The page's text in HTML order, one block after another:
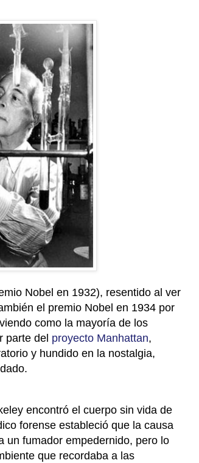
Nobel en 1932), resentido al ver
el premio Nobel en 1934 por
como la mayoría de los
parte del proyecto Manhattan,
y hundido en la nostalgia,
encontró el cuerpo sin vida de
forense estableció que la causa
un fumador empedernido, pero lo
que recordaba a las